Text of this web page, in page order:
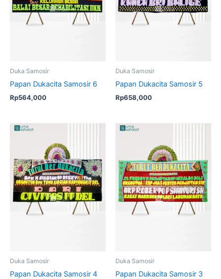
Duka Samosir
Papan Dukacita Samosir 6
Rp564,000
Duka Samosir
Papan Dukacita Samosir 5
Rp658,000
Duka Samosir
Papan Dukacita Samosir 4
Duka Samosir
Papan Dukacita Samosir 3